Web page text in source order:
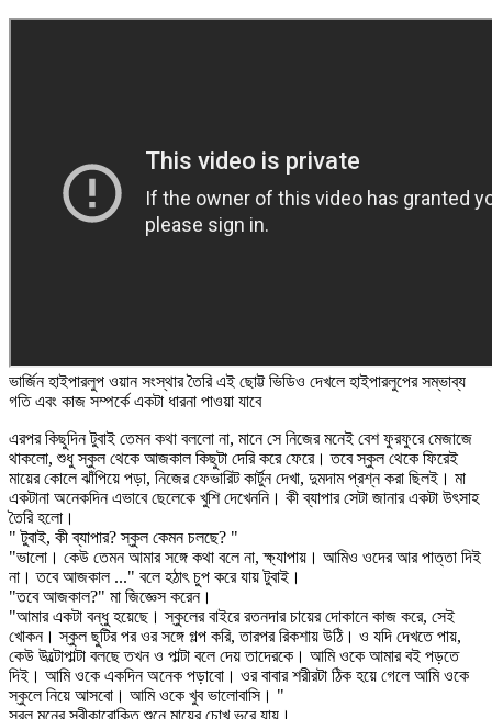
ভার্জিন হাইপারলুপ ওয়ান সংস্থার তৈরি এই ছোট্ট ভিডিও দেখলে হাইপারলুপের সম্ভাব্য
গতি এবং কাজ সম্পর্কে একটা ধারনা পাওয়া যাবে
এরপর কিছুদিন টুবাই তেমন কথা বললো না, মানে সে নিজের মনেই বেশ ফুরফুরে মেজাজে
থাকলো, শুধু স্কুল থেকে আজকাল কিছুটা দেরি করে ফেরে। তবে স্কুল থেকে ফিরেই
মায়ের কোলে ঝাঁপিয়ে পড়া, নিজের ফেভারিট কার্টুন দেখা, দুমদাম প্রশ্ন করা ছিলই। মা
একটানা অনেকদিন এভাবে ছেলেকে খুশি দেখেননি। কী ব্যাপার সেটা জানার একটা উৎসাহ
তৈরি হলো।
" টুবাই, কী ব্যাপার? স্কুল কেমন চলছে? "
"ভালো। কেউ তেমন আমার সঙ্গে কথা বলে না, ক্ষ্যাপায়। আমিও ওদের আর পাত্তা দিই
না। তবে আজকাল ..." বলে হঠাৎ চুপ করে যায় টুবাই।
"তবে আজকাল?" মা জিজ্ঞেস করেন।
"আমার একটা বন্ধু হয়েছে। স্কুলের বাইরে রতনদার চায়ের দোকানে কাজ করে, সেই
খোকন। স্কুল ছুটির পর ওর সঙ্গে গল্প করি, তারপর রিকশায় উঠি। ও যদি দেখতে পায়,
কেউ উল্টোপাল্টা বলছে তখন ও পাল্টা বলে দেয় তাদেরকে। আমি ওকে আমার বই পড়তে
দিই। আমি ওকে একদিন অনেক পড়াবো। ওর বাবার শরীরটা ঠিক হয়ে গেলে আমি ওকে
স্কুলে নিয়ে আসবো। আমি ওকে খুব ভালোবাসি। "
সরল মনের স্বীকারোক্তি শুনে মায়ের চোখ ভরে যায়।